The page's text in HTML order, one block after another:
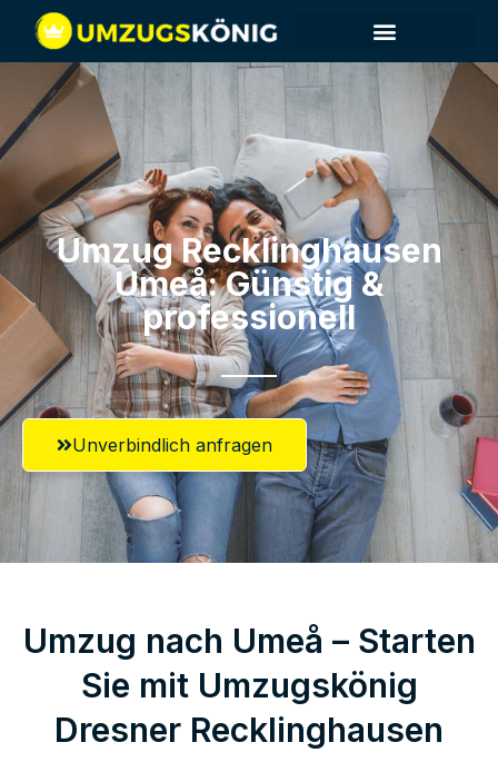
Umzug Recklinghausen​
Umeå: Günstig &
professionell​
Unverbindlich anfragen
Umzug nach Umeå – Starten
Sie mit Umzugskönig
Dresner Recklinghausen